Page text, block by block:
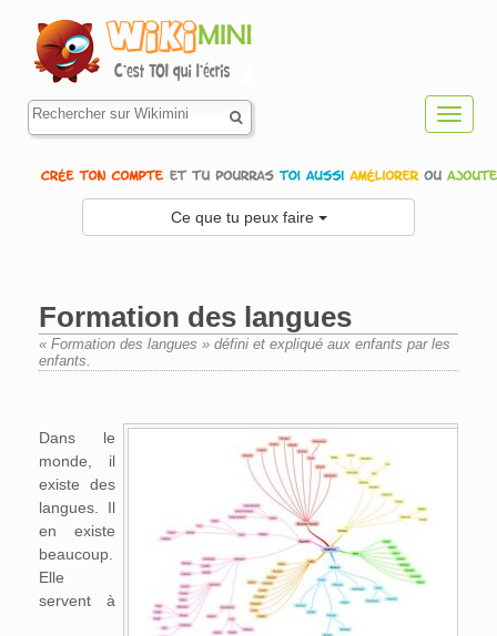
Ce que tu peux faire
Formation des langues
« Formation des langues » défini et expliqué aux enfants par les
enfants.
Dans le
monde, il
existe des
langues. Il
en existe
beaucoup.
Elle
servent à